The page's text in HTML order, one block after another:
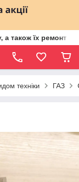
а також їх ремонт
техніки ГАЗ